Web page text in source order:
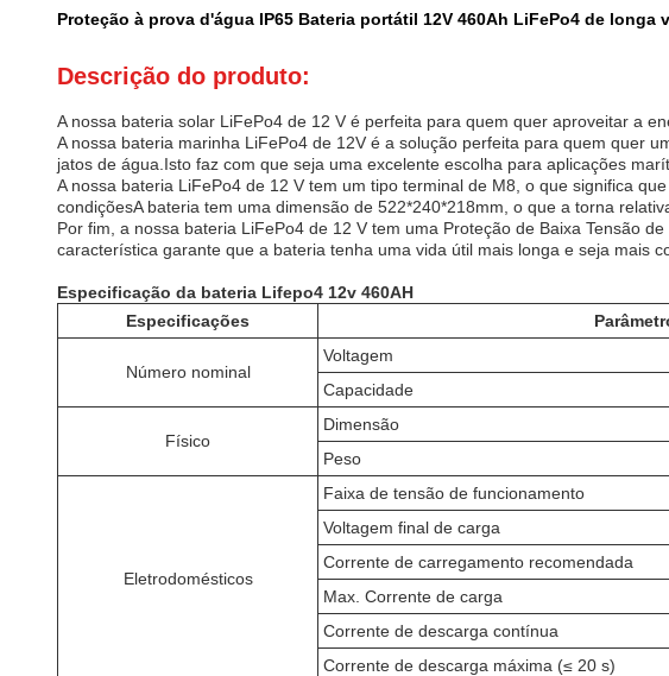
Proteção à prova d'água IP65 Bateria portátil 12V 460Ah LiFePo4 de longa
Descrição do produto:
A nossa bateria solar LiFePo4 de 12 V é perfeita para quem quer aproveitar a
A nossa bateria marinha LiFePo4 de 12V é a solução perfeita para quem quer
jatos de água.Isto faz com que seja uma excelente escolha para aplicações
A nossa bateria LiFePo4 de 12 V tem um tipo terminal de M8, o que significa
condiçõesA bateria tem uma dimensão de 522*240*218mm, o que a torna
Por fim, a nossa bateria LiFePo4 de 12 V tem uma Proteção de Baixa Tensão
característica garante que a bateria tenha uma vida útil mais longa e seja mais
Especificação da bateria Lifepo4 12v 460AH
Especificações
Número nominal
Voltagem
Capacidade
Físico
Dimensão
Peso
Eletrodomésticos
Faixa de tensão de funcionamento
Voltagem final de carga
Corrente de carregamento recomendada
Max. Corrente de carga
Corrente de descarga contínua
Corrente de descarga máxima (≤ 20 s)